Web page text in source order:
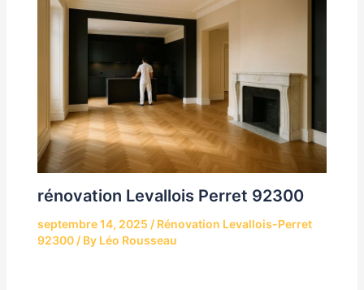
rénovation Levallois Perret 92300
septembre 14, 2025 / Rénovation Levallois-Perret
92300/ By Léo Rousseau